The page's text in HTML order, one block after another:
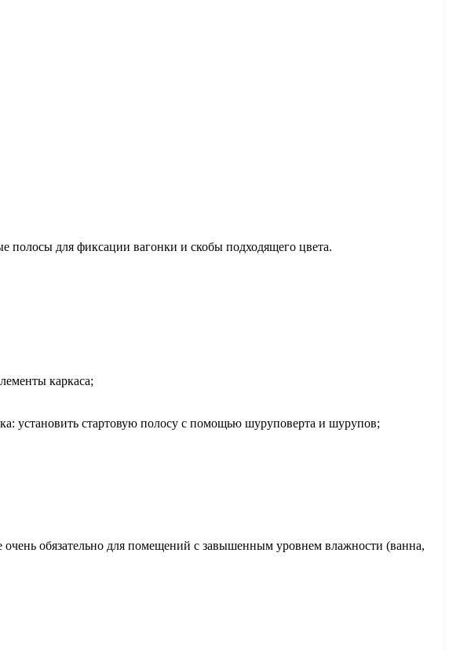
полосы для фиксации вагонки и скобы подходящего цвета.
каркаса;
установить стартовую полосу с помощью шуруповерта и шурупов;
обязательно для помещений с завышенным уровнем влажности (ванна,